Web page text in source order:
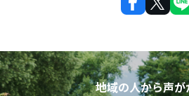
地域の人から声が